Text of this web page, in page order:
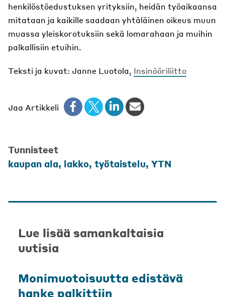
henkilöstöedustuksen yrityksiin, heidän työaikaansa
mitataan ja kaikille saadaan yhtäläinen oikeus muun
muassa yleiskorotuksiin sekä lomarahaan ja muihin
palkallisiin etuihin.
Teksti ja kuvat: Janne Luotola, Insinööriliitto
Jaa Artikkeli
Tunnisteet
kaupan ala, lakko, työtaistelu, YTN
Lue lisää samankaltaisia
uutisia
Monimuotoisuutta edistävä
hanke palkittiin